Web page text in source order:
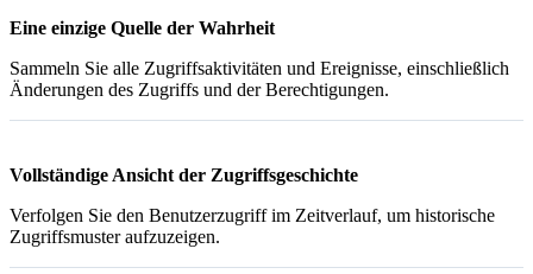
Eine einzige Quelle der Wahrheit
Sammeln Sie alle Zugriffsaktivitäten und Ereignisse, einschließlich
Änderungen des Zugriffs und der Berechtigungen.
Vollständige Ansicht der Zugriffsgeschichte
Verfolgen Sie den Benutzerzugriff im Zeitverlauf, um historische
Zugriffsmuster aufzuzeigen.